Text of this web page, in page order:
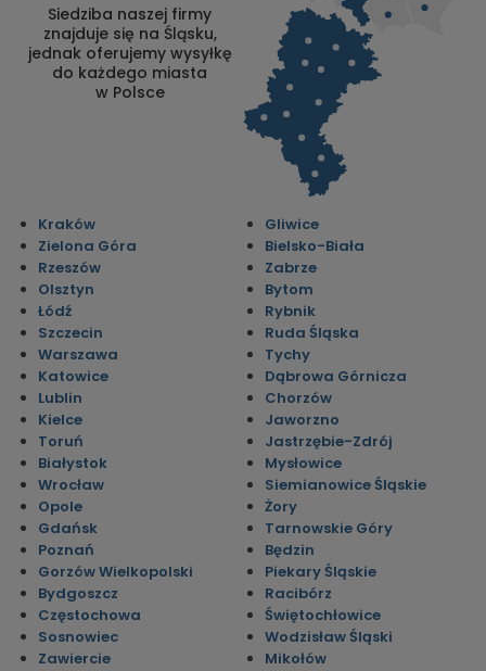
Siedziba naszej firmy
znajduje się na Śląsku,
jednak oferujemy wysyłkę
do każdego miasta
w Polsce
Kraków
Zielona Góra
Rzeszów
Olsztyn
Łódź
Szczecin
Warszawa
Katowice
Lublin
Kielce
Toruń
Białystok
Wrocław
Opole
Gdańsk
Poznań
Gorzów Wielkopolski
Bydgoszcz
Częstochowa
Sosnowiec
Zawiercie
Gliwice
Bielsko-Biała
Zabrze
Bytom
Rybnik
Ruda Śląska
Tychy
Dąbrowa Górnicza
Chorzów
Jaworzno
Jastrzębie-Zdrój
Mysłowice
Siemianowice Śląskie
Żory
Tarnowskie Góry
Będzin
Piekary Śląskie
Racibórz
Świętochłowice
Wodzisław Śląski
Mikołów